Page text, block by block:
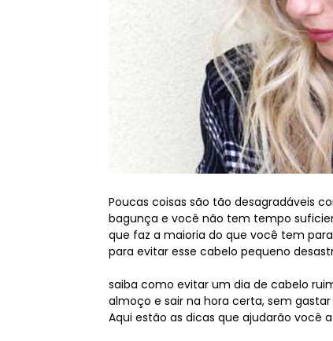
Poucas coisas são tão desagradáveis
bagunça e você não tem tempo
que faz a maioria do que você tem
para evitar esse cabelo pequeno
saiba como evitar um dia de cabelo
almoço e sair na hora certa, sem
Aqui estão as dicas que ajudarão você